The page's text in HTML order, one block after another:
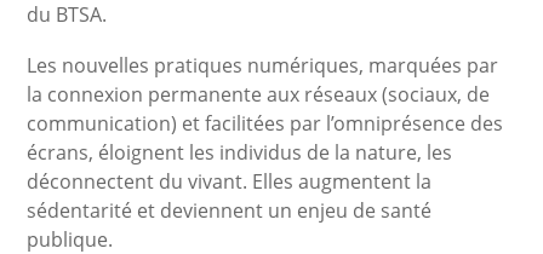
du BTSA.
Les nouvelles pratiques numériques, marquées par
la connexion permanente aux réseaux (sociaux, de
communication) et facilitées par l’omniprésence des
écrans, éloignent les individus de la nature, les
déconnectent du vivant. Elles augmentent la
sédentarité et deviennent un enjeu de santé
publique.